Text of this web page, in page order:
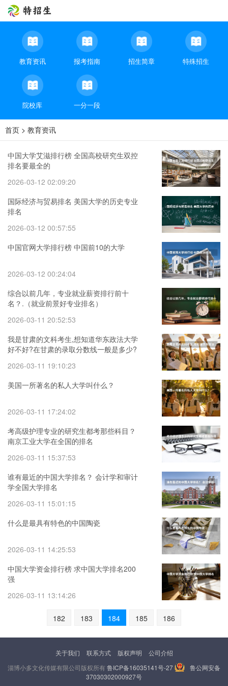
教育资讯 报考指南 招生简章 特殊招生
院校库 一分一段
首页 > 教育资讯
中国大学艾滋排行榜 全国高校研究生双控
排名要最全的
2026-03-12 02:09:20
国际经济与贸易排名 美国大学的历史专业
排名
2026-03-12 00:57:55
中国官网大学排行榜 中国前10的大学
2026-03-12 00:24:04
综合以前几年，专业就业薪资排行前十
名？.（就业前景好专业排名）
2026-03-11 20:52:53
我是甘肃的文科考生,想知道华东政法大学
好不好?在甘肃的录取分数线一般是多少?
2026-03-11 19:10:23
美国一所著名的私人大学叫什么？
2026-03-11 17:24:02
考高级护理专业的研究生都考那些科目？
南京工业大学在全国的排名
2026-03-11 15:37:53
谁有最近的中国大学排名？ 会计学和审计
学全国大学排名
2026-03-11 15:01:15
什么是最具有特色的中国陶瓷
2026-03-11 14:25:53
中国大学资金排行榜 求中国大学排名200
强
2026-03-11 13:14:26
182 183 184 185 186
关于我们 联系方式 版权声明
公司介绍
淄博小多文化传媒有限公司版权所有鲁ICP备16035141号-27
鲁公网安备
37030302000927号